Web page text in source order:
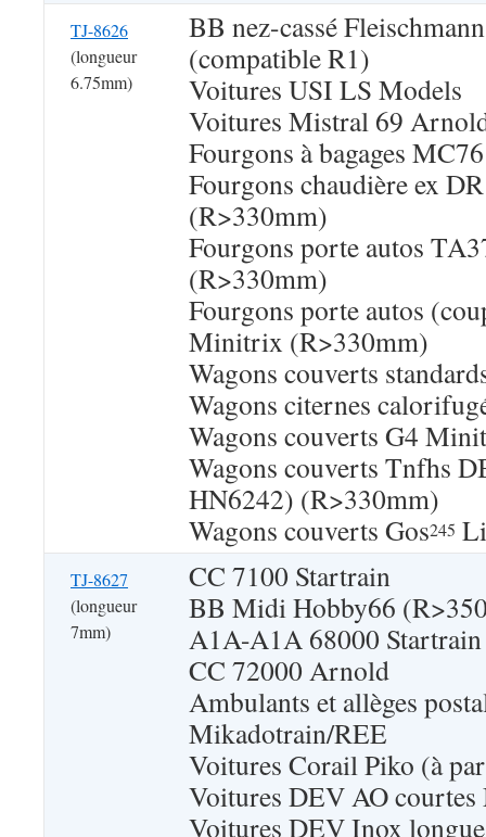
TJ-8626
(longueur
6.75mm)
BB nez-cassé
(compatible R1)
Voitures USI LS Models
Voitures Mistral 69
Fourgons à bagages
Fourgons chaudière ex
(R>330mm)
Fourgons porte autos
(R>330mm)
Fourgons porte autos
Minitrix (R>330mm)
Wagons couverts
Wagons citernes
Wagons couverts G4
Wagons couverts Tnfhs
HN6242) (R>330mm)
Wagons couverts Gos245
TJ-8627
(longueur
7mm)
CC 7100 Startrain
BB Midi Hobby66
A1A-A1A 68000 Startrain
CC 72000 Arnold
Ambulants et allèges
Mikadotrain/REE
Voitures Corail Piko (à
Voitures DEV AO
Voitures DEV Inox